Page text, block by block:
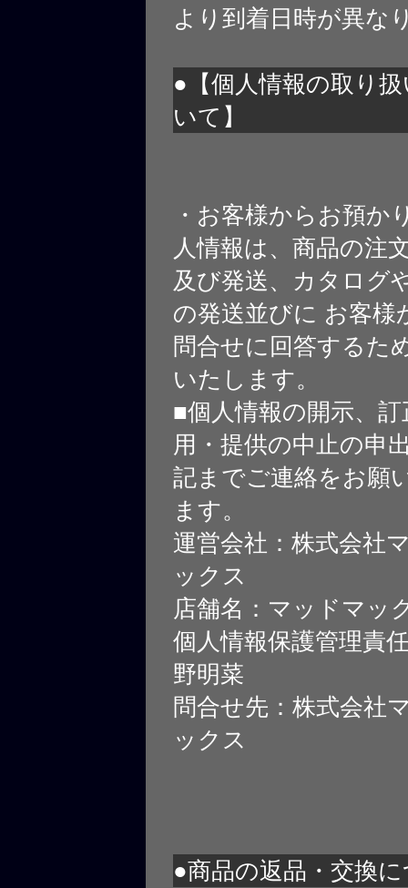
より到着日時が異な
●【個人情報の取り
いて】
・お客様からお預か
人情報は、商品の注
及び発送、カタログ
の発送並びに お客様
問合せに回答するた
いたします。
■個人情報の開示、
用・提供の中止の申
記までご連絡をお願
ます。
運営会社：株式会社
ックス
店舗名：マッドマッ
個人情報保護管理責
野明菜
問合せ先：株式会社
ックス
●商品の返品・交換